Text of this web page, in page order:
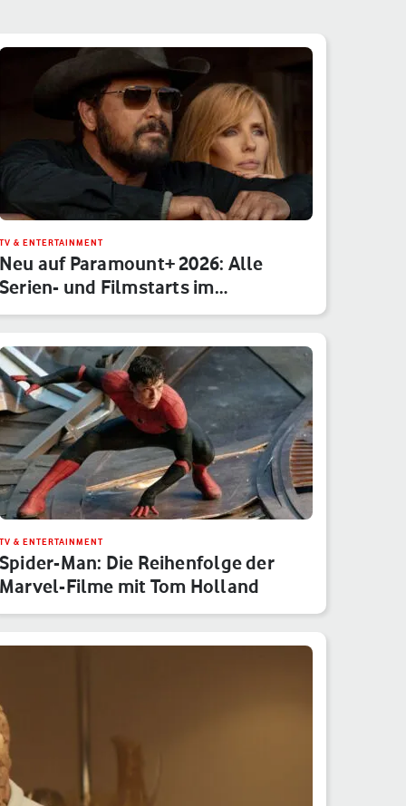
TV & ENTERTAINMENT
Neu auf Paramount+ 2026: Alle
Serien- und Filmstarts im
Monatsübe…
TV & ENTERTAINMENT
Spider-Man: Die Reihenfolge der
Marvel-Filme mit Tom Holland